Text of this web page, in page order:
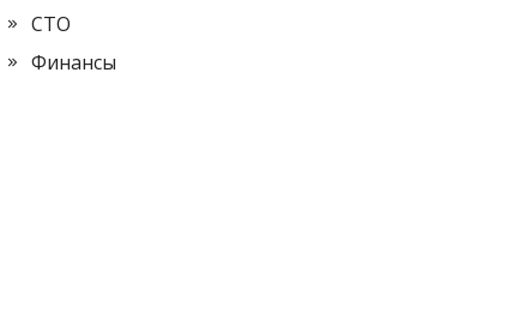
СТО
Финансы